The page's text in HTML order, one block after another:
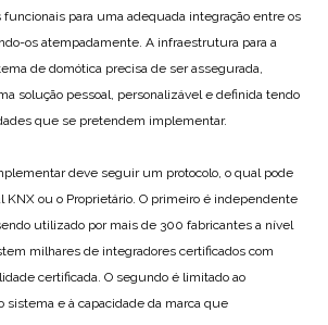
para uma adequada integração entre os
os atempadamente. A infraestrutura para a
de domótica precisa de ser assegurada,
solução pessoal, personalizável e definida tendo
que se pretendem implementar.
deve seguir um protocolo, o qual pode
KNX ou o Proprietário. O primeiro é independente
utilizado por mais de 300 fabricantes a nível
milhares de integradores certificados com
certificada. O segundo é limitado ao
sistema e à capacidade da marca que